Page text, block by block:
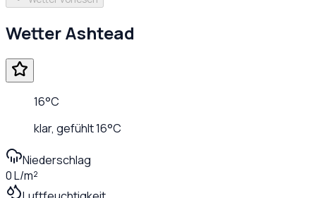
WetterAshtead
16°C
klar, gefühlt16°C
Niederschlag
0 L/m²